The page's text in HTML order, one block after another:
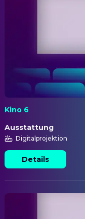
Kino 6
Ausstattung
Digitalprojektion
Details